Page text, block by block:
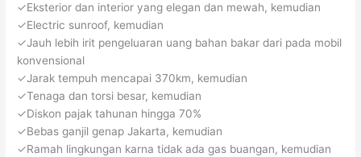
✓Eksterior dan interior yang elegan dan mewah, kemudian
✓Electric sunroof, kemudian
✓Jauh lebih irit pengeluaran uang bahan bakar dari pada mobil
konvensional
✓Jarak tempuh mencapai 370km, kemudian
✓Tenaga dan torsi besar, kemudian
✓Diskon pajak tahunan hingga 70%
✓Bebas ganjil genap Jakarta, kemudian
✓Ramah lingkungan karna tidak ada gas buangan, kemudian